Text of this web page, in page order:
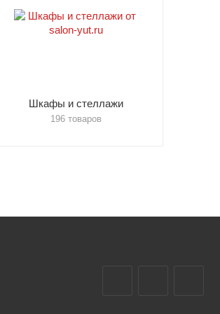
Шкафы и стеллажи
196 товаров